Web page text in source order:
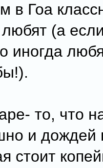
в Гоа
(а
иногда
то, что
и дождей
стоит